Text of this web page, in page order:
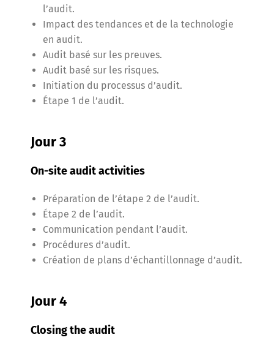
l’audit.
Impact des tendances et de la technologie
en audit.
Audit basé sur les preuves.
Audit basé sur les risques.
Initiation du processus d’audit.
Étape 1 de l’audit.
Jour 3
On-site audit activities
Préparation de l’étape 2 de l’audit.
Étape 2 de l’audit.
Communication pendant l’audit.
Procédures d’audit.
Création de plans d’échantillonnage d’audit.
Jour 4
Closing the audit